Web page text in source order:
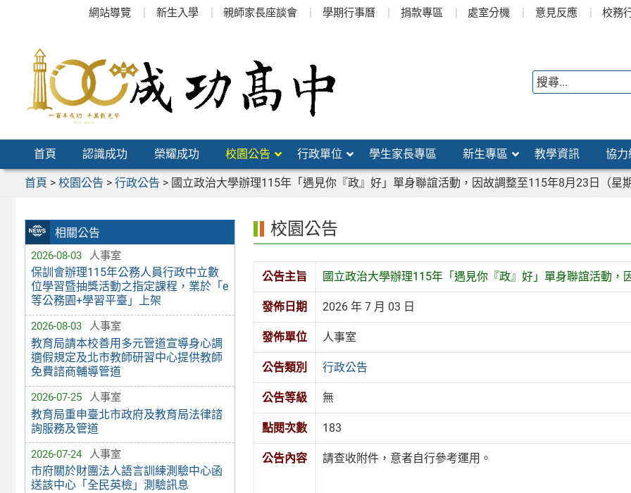
網站導覽 新生入學 親師家長座談會 學期行事曆 捐款專區 處室分機 意見反應 校務
首頁 認識成功 榮耀成功 校園公告 行政單位 學生家長專區 新生專區 教學資訊 協力
首頁 > 校園公告 > 行政公告 > 國立政治大學辦理115年「遇見你『政』好」單身聯誼活動，因故調整至115年8月23日（星
相關公告
2026-08-03 人事室
保訓會辦理115年公務人員行政中立數
位學習暨抽獎活動之指定課程，業於「e
等公務園+學習平臺」上架
2026-08-03 人事室
教育局請本校善用多元管道宣導身心調
適假規定及北市教師研習中心提供教師
免費諮商輔導管道
2026-07-25 人事室
教育局重申臺北市政府及教育局法律諮
詢服務及管道
2026-07-24 人事室
市府關於財團法人語言訓練測驗中心函
送該中心「全民英檢」測驗訊息
校園公告
公告主旨 國立政治大學辦理115年「遇見你『政』好」單身聯誼活動，
發佈日期 2026 年 7 月 03 日
發佈單位 人事室
公告類別 行政公告
公告等級 無
點閱次數 183
公告內容 請查收附件，意者自行參考運用。